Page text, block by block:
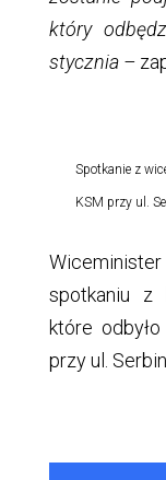
który
stycznia –
Spotkanie z
KSM przy ul.
spotkaniu z
które
przy ul.